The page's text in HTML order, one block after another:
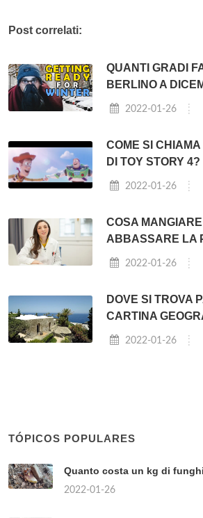
Post correlati:
QUANTI GRADI
BERLINO A
2022-01-26
COME SI
DI TOY STORY 4?
2022-01-26
COSA
ABBASSARE LA
2022-01-26
DOVE SI TROVA
CARTINA
2022-01-26
TÓPICOS POPULARES
Quanto costa un kg di
2022-01-26